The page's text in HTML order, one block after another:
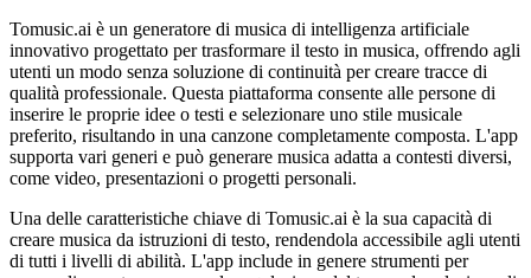
Tomusic.ai è un generatore di musica di intelligenza artificiale
innovativo progettato per trasformare il testo in musica, offrendo agli
utenti un modo senza soluzione di continuità per creare tracce di
qualità professionale. Questa piattaforma consente alle persone di
inserire le proprie idee o testi e selezionare uno stile musicale
preferito, risultando in una canzone completamente composta. L'app
supporta vari generi e può generare musica adatta a contesti diversi,
come video, presentazioni o progetti personali.
Una delle caratteristiche chiave di Tomusic.ai è la sua capacità di
creare musica da istruzioni di testo, rendendola accessibile agli utenti
di tutti i livelli di abilità. L'app include in genere strumenti per